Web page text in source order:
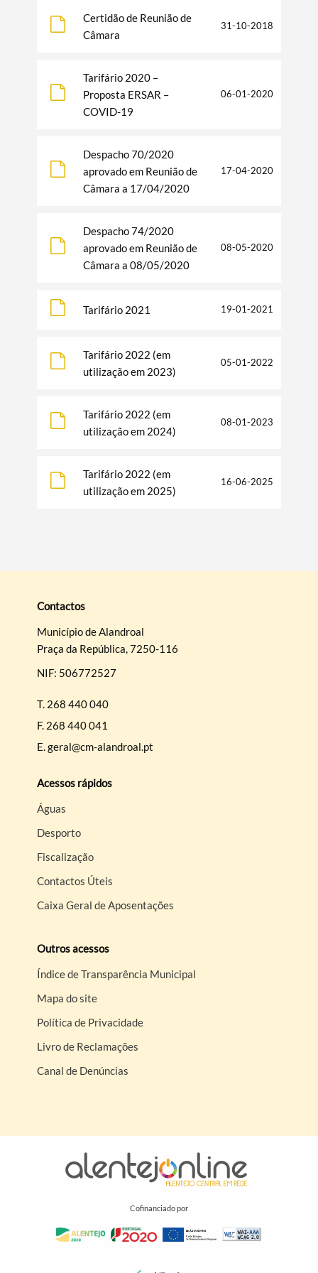
Categorias gerais
Certidão de Reunião de
Câmara
31-10-2018
Tarifário 2020 –
Proposta ERSAR –
COVID-19
06-01-2020
Despacho 70/2020
aprovado em Reunião de
Câmara a 17/04/2020
17-04-2020
Despacho 74/2020
aprovado em Reunião de
Câmara a 08/05/2020
08-05-2020
Tarifário 2021 19-01-2021
Tarifário 2022 (em
utilização em 2023)
05-01-2022
Tarifário 2022 (em
utilização em 2024)
08-01-2023
Tarifário 2022 (em
utilização em 2025)
16-06-2025
Contactos
Município de Alandroal
Praça da República, 7250-116
NIF: 506772527
T. 268 440 040
F. 268 440 041
E.geral@cm-alandroal.pt
Acessos rápidos
Águas
Desporto
Fiscalização
Contactos Úteis
Caixa Geral de Aposentações
Outros acessos
Índice de Transparência Municipal
Mapa do site
Política de Privacidade
Livro de Reclamações
Canal de Denúncias
Cofinanciado por